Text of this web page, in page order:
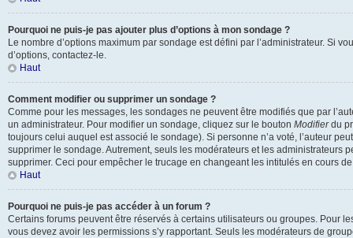
Pourquoi ne puis-je pas ajouter plus d’options à mon sondage ?
Le nombre d’options maximum par sondage est défini par l’administrateur. Si
d’options, contactez-le.
Haut
Comment modifier ou supprimer un sondage ?
Comme pour les messages, les sondages ne peuvent être modifiés que par
un administrateur. Pour modifier un sondage, cliquez sur le bouton Modifierdu
toujours celui auquel est associé le sondage). Si personne n’a voté, l’auteur
supprimer le sondage. Autrement, seuls les modérateurs et les administrateurs
supprimer. Ceci pour empêcher le trucage en changeant les intitulés en cours
Haut
Pourquoi ne puis-je pas accéder à un forum ?
Certains forums peuvent être réservés à certains utilisateurs ou groupes. Pour
vous devez avoir les permissions s’y rapportant. Seuls les modérateurs de